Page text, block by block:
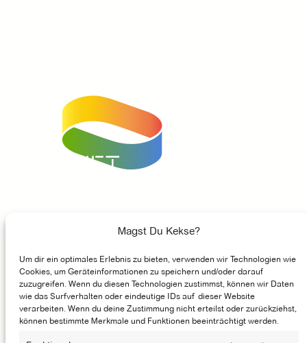
Magst Du Kekse?
Um dir ein optimales Erlebnis zu bieten, verwenden wir Technologien wie
Cookies, um Geräteinformationen zu speichern und/oder darauf
zuzugreifen. Wenn du diesen Technologien zustimmst, können wir Daten
wie das Surfverhalten oder eindeutige IDs auf dieser Website
verarbeiten. Wenn du deine Zustimmung nicht erteilst oder zurückziehst,
können bestimmte Merkmale und Funktionen beeinträchtigt werden.
Unser Youtube-Kanal
GASTRONOMIE
MÖGLICHMACHER
ENTSTEHUNGSGESCHICHTE